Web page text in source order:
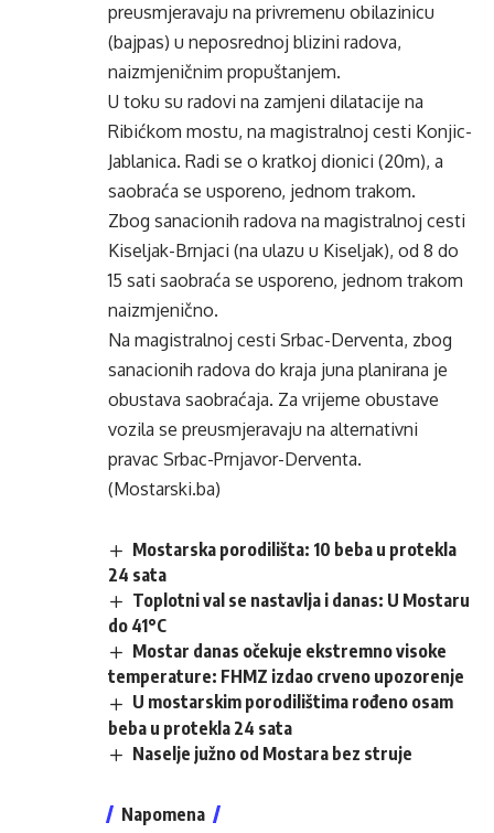
preusmjeravaju na privremenu obilazinicu
(bajpas) u neposrednoj blizini radova,
naizmjeničnim propuštanjem.
U toku su radovi na zamjeni dilatacije na
Ribićkom mostu, na magistralnoj cesti Konjic-
Jablanica. Radi se o kratkoj dionici (20m), a
saobraća se usporeno, jednom trakom.
Zbog sanacionih radova na magistralnoj cesti
Kiseljak-Brnjaci (na ulazu u Kiseljak), od 8 do
15 sati saobraća se usporeno, jednom trakom
naizmjenično.
Na magistralnoj cesti Srbac-Derventa, zbog
sanacionih radova do kraja juna planirana je
obustava saobraćaja. Za vrijeme obustave
vozila se preusmjeravaju na alternativni
pravac Srbac-Prnjavor-Derventa.
(Mostarski.ba)
Mostarska porodilišta: 10 beba u protekla
24 sata
Toplotni val se nastavlja i danas: U Mostaru
do 41°C
Mostar danas očekuje ekstremno visoke
temperature: FHMZ izdao crveno upozorenje
U mostarskim porodilištima rođeno osam
beba u protekla 24 sata
Naselje južno od Mostara bez struje
Napomena